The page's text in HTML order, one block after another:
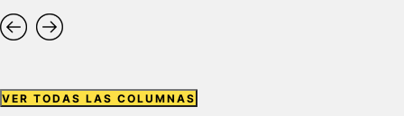
VER TODAS LAS COLUMNAS